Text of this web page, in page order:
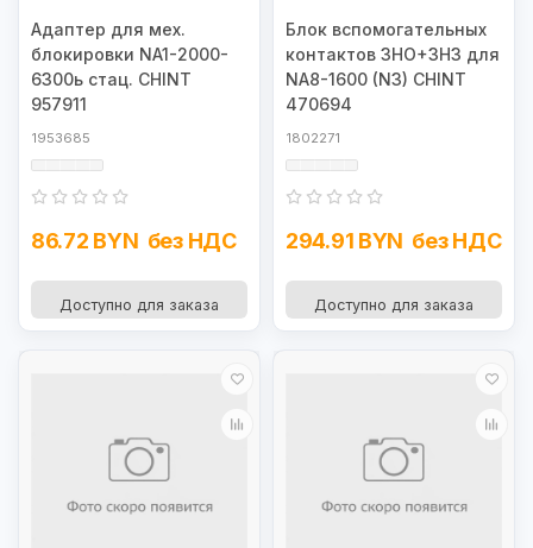
Адаптер для мех.
блокировки NA1-2000-
6300ь стац. CHINT
957911
1953685
86.72 BYN без НДС
Доступно для заказа
Блок вспомогательных
контактов 3НО+3НЗ для
NA8-1600 (N3) CHINT
470694
1802271
294.91 BYN без НДС
Доступно для заказа